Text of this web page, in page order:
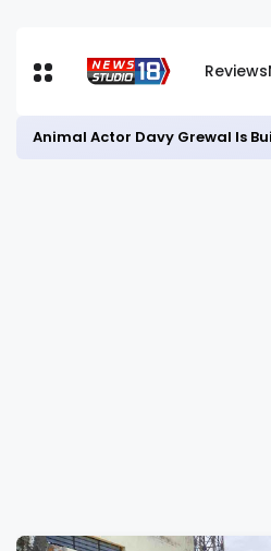
Reviews